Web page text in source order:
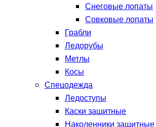
Снеговые лопаты
Совковые лопаты
Грабли
Ледорубы
Метлы
Косы
Спецодежда
Ледоступы
Каски защитные